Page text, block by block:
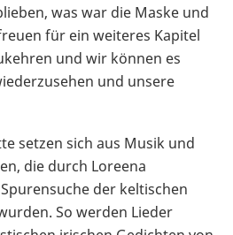
was war die Maske und
für ein weiteres Kapitel
und wir können es
und unsere
setzen sich aus Musik und
die durch Loreena
der keltischen
So werden Lieder